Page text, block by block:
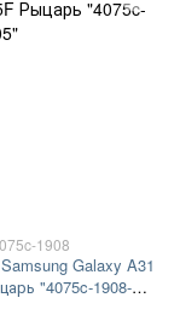
1908
Galaxy A31
"4075c-1908-